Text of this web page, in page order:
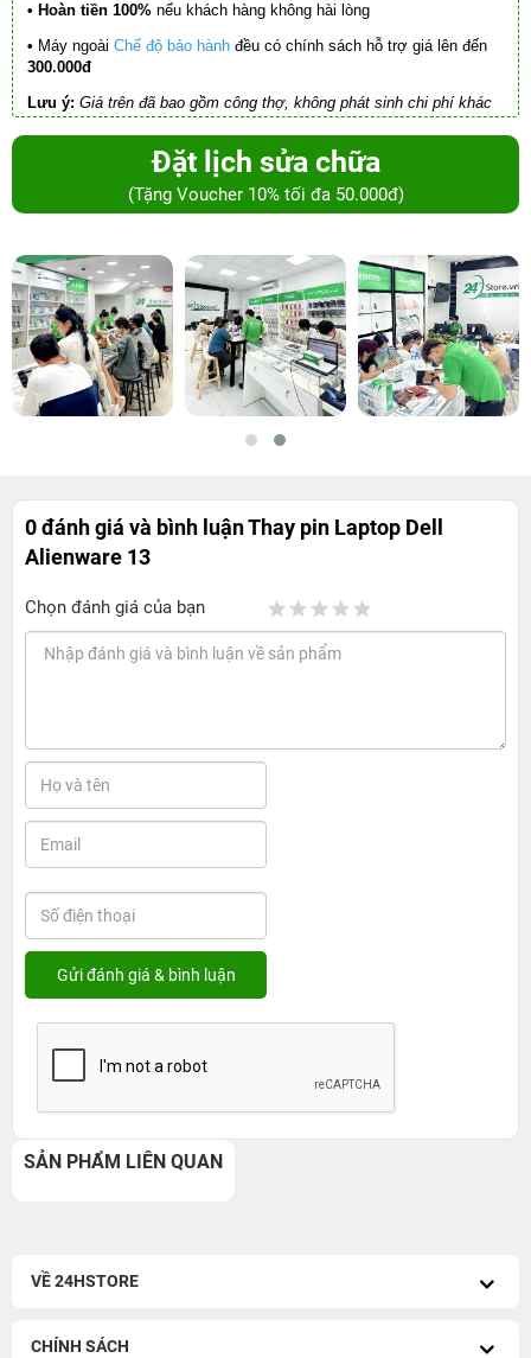
• Hoàn tiền 100% nếu khách hàng không hài lòng
• Máy ngoài Chế độ bảo hành đều có chính sách hỗ trợ giá lên đến
300.000đ
Lưu ý: Giá trên đã bao gồm công thợ, không phát sinh chi phí khác
Đặt lịch sửa chữa
(Tặng Voucher 10% tối đa 50.000đ)
0 đánh giá và bình luậnThay pin Laptop Dell
Alienware 13
Chọn đánh giá của bạn
SẢN PHẨM LIÊN QUAN
VỀ 24HSTORE
CHÍNH SÁCH